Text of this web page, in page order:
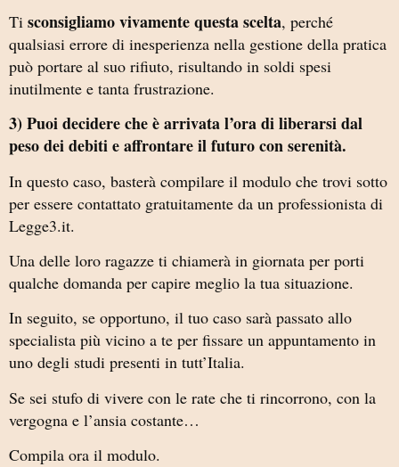
Ti sconsigliamo vivamente questa scelta, perché
qualsiasi errore di inesperienza nella gestione della pratica
può portare al suo rifiuto, risultando in soldi spesi
inutilmente e tanta frustrazione.
3) Puoi decidere che è arrivata l’ora di liberarsi dal
peso dei debiti e affrontare il futuro con serenità.
In questo caso, basterà compilare il modulo che trovi sotto
per essere contattato gratuitamente da un professionista di
Legge3.it.
Una delle loro ragazze ti chiamerà in giornata per porti
qualche domanda per capire meglio la tua situazione.
In seguito, se opportuno, il tuo caso sarà passato allo
specialista più vicino a te per fissare un appuntamento in
uno degli studi presenti in tutt’Italia.
Se sei stufo di vivere con le rate che ti rincorrono, con la
vergogna e l’ansia costante…
Compila ora il modulo.